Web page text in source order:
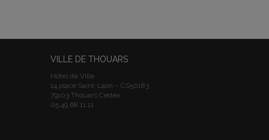
VILLE DE THOUARS
Hôtel de Ville
14 place Saint-Laon – CS50183
79103 Thouars Cedex
05.49.68.11.11